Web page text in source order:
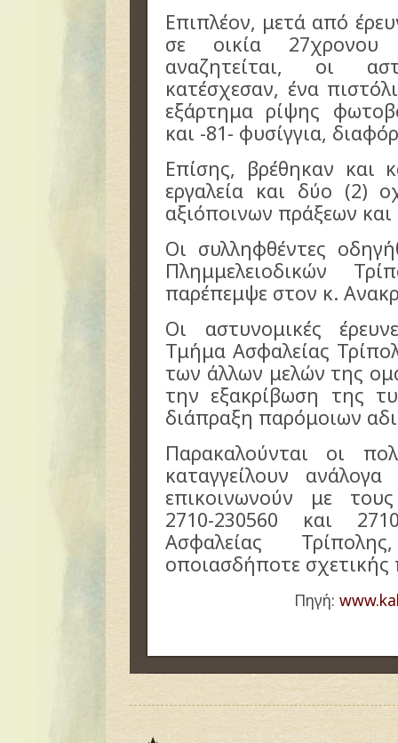
Επιπλέον, μετά από
σε οικία
αναζητείται, οι
κατέσχεσαν, ένα
εξάρτημα ρίψης
και -81- φυσίγγια,
Επίσης, βρέθηκαν και
εργαλεία και δύο (2)
αξιόποινων πράξεων
Οι συλληφθέντες
Πλημμελειοδικών
παρέπεμψε στον κ.
Οι αστυνομικές
Τμήμα Ασφαλείας
των άλλων μελών της
την εξακρίβωση της
διάπραξη παρόμοιων
Παρακαλούνται οι
καταγγείλουν
επικοινωνούν με
2710-230560 και
Ασφαλείας
οποιασδήποτε
Πηγή: